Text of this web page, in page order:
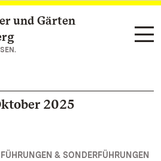
und Gärten
2025
& SONDERFÜHRUNGEN